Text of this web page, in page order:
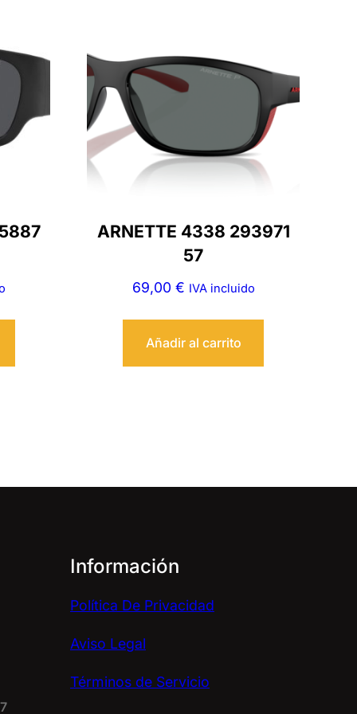
ARNETTE 4338 293971
57
69,00 € IVA incluido
Añadir al carrito
Información
Política De Privacidad
Aviso Legal
Términos de Servicio